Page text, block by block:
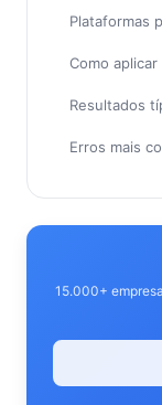
Plataformas
Como
Resultados
Erros mais
15.000+